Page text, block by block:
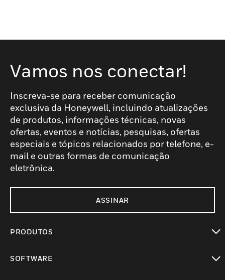
Vamos nos conectar!
Inscreva-se para receber comunicação
exclusiva da Honeywell, incluindo atualizações
de produtos, informações técnicas, novas
ofertas, eventos e notícias, pesquisas, ofertas
especiais e tópicos relacionados por telefone, e-
mail e outras formas de comunicação
eletrônica.
ASSINAR
PRODUTOS
SOFTWARE